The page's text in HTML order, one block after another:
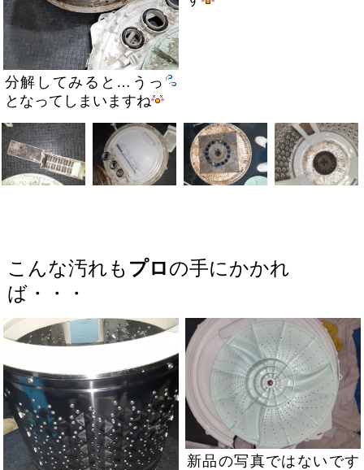
分解してみると…うっ
となってしまいますね
こんな汚れも プロの手にかかれ
ば・・・
新品の写真ではないです